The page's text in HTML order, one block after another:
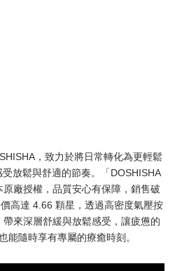
，致力於將日常轉化為更輕鬆
放鬆與舒適的節奏。「DOSHISHA
廠授權，品質安心有保障，銷售破
高達 4.66 顆星，透過高密度氣壓按
來深層舒緩與放鬆感受，讓疲憊的
能隨時享有專屬的療癒時刻。